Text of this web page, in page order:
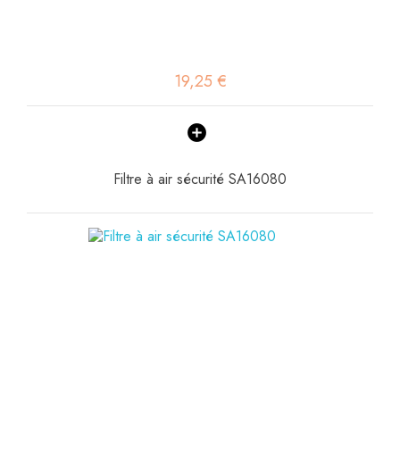
19,25 €
Filtre à air sécurité SA16080